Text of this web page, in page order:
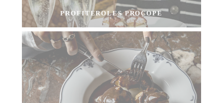
PROFITEROLES PROCOPE